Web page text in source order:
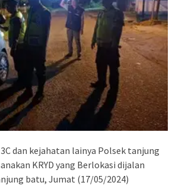
dan kejahatan lainya Polsek tanjung
KRYD yang Berlokasi dijalan
batu, Jumat (17/05/2024)